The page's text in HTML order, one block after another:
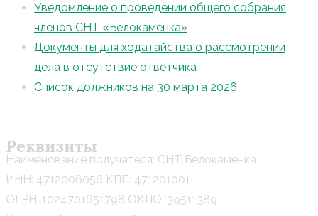
Уведомление о проведении общего собрания
членов СНТ «Белокаменка»
Документы для ходатайства о рассмотрении
дела в отсутствие ответчика
Список должников на 30 марта 2026
Реквизиты
Наименование получателя: СНТ Белокаменка
ИНН: 4712006056 КПП: 471201001
ОГРН: 1024701651798 ОКПО: 39511389